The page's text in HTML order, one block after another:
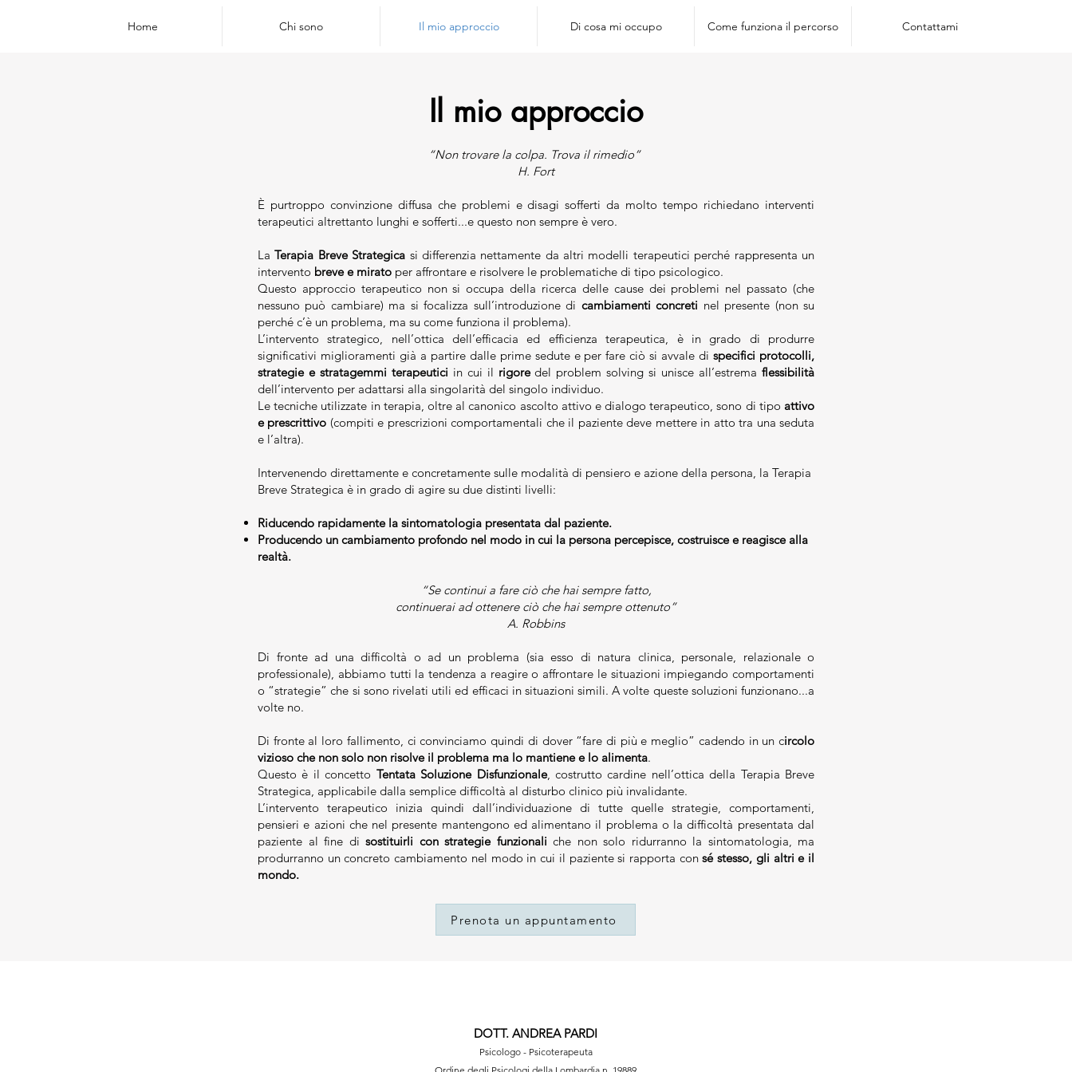
Home Chi sono Il mio approccio Di cosa mi occupo Come funziona il percorso Contattami
Il mio approccio
“Non trovare la colpa. Trova il rimedio”
H. Fort
È purtroppo convinzione diffusa che problemi e disagi sofferti da molto tempo richiedano interventi
terapeutici altrettanto lunghi e sofferti...e questo non sempre è vero.
LaTerapia Breve Strategica si differenzia nettamente da altri modelli terapeutici perché rappresenta un
intervento breve e mirato per affrontare e risolvere le problematiche di tipo psicologico.
Questo approccio terapeutico non si occupa della ricerca delle cause dei problemi nel passato (che
nessuno può cambiare) ma si focalizza sull’introduzione di cambiamenti concreti nel presente (non su
perché c’è un problema, ma su come funziona il problema).
L’intervento strategico, nell’ottica dell’efficacia ed efficienza terapeutica, è in grado di produrre
significativi miglioramenti già a partire dalle prime sedute e per fare ciò si avvale dispecifici protocolli,
strategie e stratagemmi terapeutici in cui il rigoredel problem solving si unisce all’estremaflessibilità
dell’intervento per adattarsi alla singolarità del singolo individuo.
Le tecniche utilizzate in terapia, oltre al canonico ascolto attivo e dialogo terapeutico, sono di tipo attivo
e prescrittivo (compiti e prescrizioni comportamentali che il paziente deve mettere in atto tra una seduta
e l’altra).
Intervenendo direttamente e concretamente sulle modalità di pensiero e azione della persona, la Terapia
Breve Strategica è in grado di agire su due distinti livelli:
Riducendo rapidamente la sintomatologia presentata dal paziente.
Producendo un cambiamento profondo nel modo in cui la persona percepisce, costruisce e reagisce alla
realtà.
“Se continui a fare ciò che hai sempre fatto,
continuerai ad ottenere ciò che hai sempre ottenuto”
A. Robbins
Di fronte ad una difficoltà o ad un problema (sia esso di natura clinica, personale, relazionale o
professionale), abbiamo tutti la tendenza a reagire o affrontare le situazioni impiegando comportamenti
o “strategie” che si sono rivelati utili ed efficaci in situazioni simili. A volte queste soluzioni funzionano...a
volte no.
Di fronte al loro fallimento, ci convinciamo quindi di dover “fare di più e meglio” cadendo in un circolo
vizioso che non solo non risolve il problema ma lo mantiene e lo alimenta.
Questo è il concetto Tentata Soluzione Disfunzionale, costrutto cardine nell’ottica della Terapia Breve
Strategica, applicabile dalla semplice difficoltà al disturbo clinico più invalidante.
L’intervento terapeutico inizia quindi dall’individuazione di tutte quelle strategie, comportamenti,
pensieri e azioni che nel presente mantengono ed alimentano il problema o la difficoltà presentata dal
paziente al fine di sostituirli con strategie funzionali che non solo ridurranno la sintomatologia, ma
produrranno un concreto cambiamento nel modo in cui il paziente si rapporta consé stesso, gli altri e il
mondo.
Prenota un appuntamento
DOTT. ANDREA PARDI
Psicologo- Psicoterapeuta